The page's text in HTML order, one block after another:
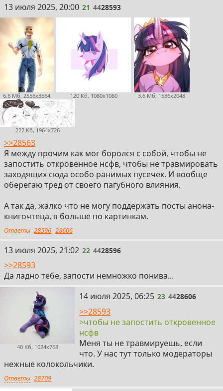
21
13 июля 2025, 20:00 21 4428593
6,6 Мб, 2556x3564 120 Кб, 1080x1080 3,6 Мб, 1536x2048
222 Кб, 1964x726
>>28563
Я между прочим как мог боролся с собой, чтобы не
запостить откровенное нсфв, чтобы не травмировать
заходящих сюда особо ранимых пусечек. И вообще
оберегаю тред от своего пагубного влияния.
А так да, жалко что не могу поддержать посты анона-
книгочтеца, я больше по картинкам.
Ответы 28596 28606
22
13 июля 2025, 21:02 22 4428596
>>28593
Да ладно тебе, запости немножко понива...
40 Кб, 1024x768
23
14 июля 2025, 06:25 23 4428606
>>28593
>чтобы не запостить откровенное
нсфв
Меня ты не травмируешь, если
что. У нас тут только модераторы
нежные колокольчики.
Ответы 28709